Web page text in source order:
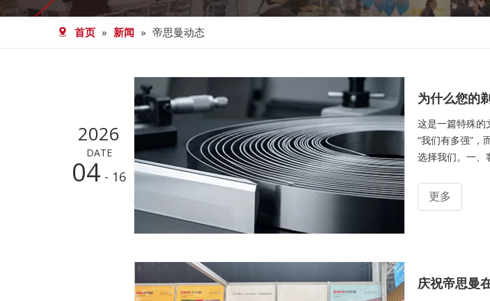
首页 » 新闻 » 帝思曼动态
2026
DATE
04 - 16
为什么您的
这是一篇特殊的
“我们有多强”
选择我们。一、
钢带。但您是
度忽高忽低，导
更多
庆祝帝思曼